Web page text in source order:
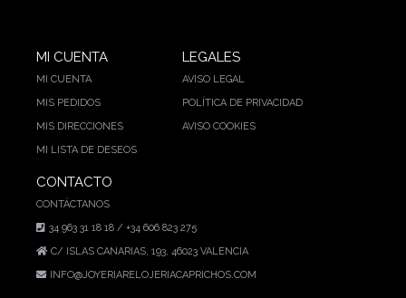
MI CUENTA
MI CUENTA
MIS PEDIDOS
MIS DIRECCIONES
MI LISTA DE DESEOS
LEGALES
AVISO LEGAL
POLÍTICA DE PRIVACIDAD
AVISO COOKIES
CONTACTO
CONTÁCTANOS
34 963 31 18 18 / +34 606 823 275
C/ ISLAS CANARIAS, 193, 46023 VALENCIA
INFO@JOYERIARELOJERIACAPRICHOS.COM